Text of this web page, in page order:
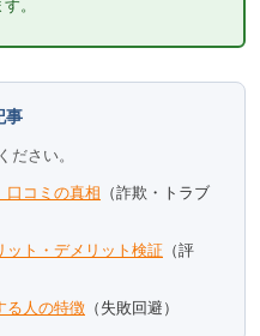
。
事
ださい。
口コミの真相 （詐欺・トラブ
ット・デメリット検証 （評
る人の特徴 （失敗回避）